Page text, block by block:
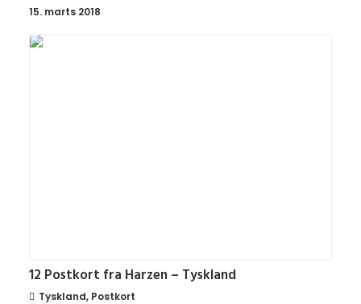
15. marts 2018
12 Postkort fra Harzen – Tyskland
Tyskland, Postkort